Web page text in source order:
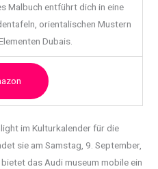
Malbuch entführt dich in eine
orientalischen Mustern
Dubais.
im Kulturkalender für die
sie am Samstag, 9. September,
das Audi museum mobile ein